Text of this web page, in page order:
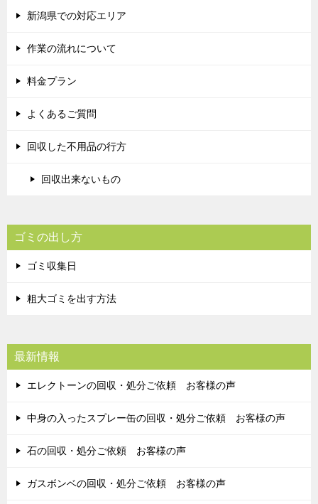
新潟県での対応エリア
作業の流れについて
料金プラン
よくあるご質問
回収した不用品の行方
回収出来ないもの
ゴミの出し方
ゴミ収集日
粗大ゴミを出す方法
最新情報
エレクトーンの回収・処分ご依頼 お客様の声
中身の入ったスプレー缶の回収・処分ご依頼 お客様の声
石の回収・処分ご依頼 お客様の声
ガスボンベの回収・処分ご依頼 お客様の声